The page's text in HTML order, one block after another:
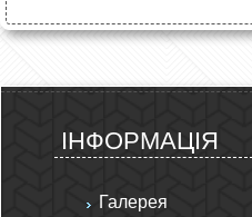
ІНФОРМАЦІЯ
Галерея